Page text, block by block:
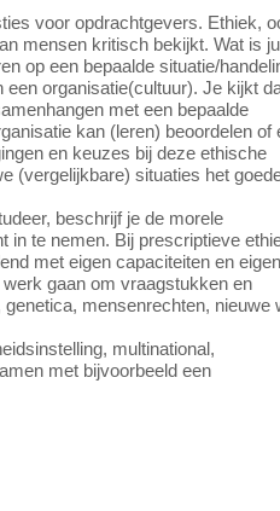
voor opdrachtgevers. Ethiek,
mensen kritisch bekijkt. Wat is
op een bepaalde situatie/
organisatie(cultuur). Je kijkt
met een bepaalde
kan (leren) beoordelen of
en keuzes bij deze ethische
(vergelijkbare) situaties het
beschrijf je de morele
in te nemen. Bij prescriptieve
met eigen capaciteiten en eigen
gaan om vraagstukken en
mensenrechten, nieuwe
multinational,
met bijvoorbeeld een